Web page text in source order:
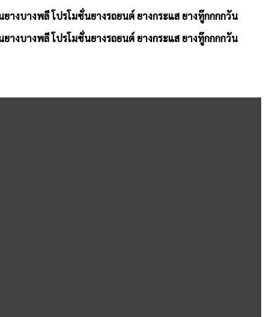
างบางพลี โปรโมชั่นยางรถยนต์ ยางกระแส ยางทู๊กกกกวัน
างบางพลี โปรโมชั่นยางรถยนต์ ยางกระแส ยางทู๊กกกกวัน